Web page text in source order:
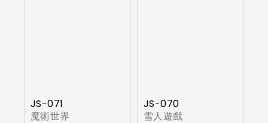
JS-071
魔術世界
JS-070
雪人遊戲